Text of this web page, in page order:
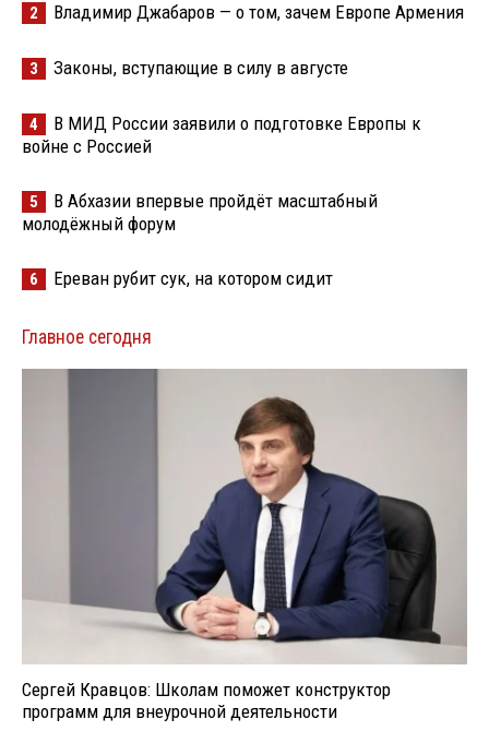
2 Владимир Джабаров — о том, зачем Европе Армения
3 Законы, вступающие в силу в августе
4
В МИД России заявили о подготовке Европы к
войне с Россией
5
В Абхазии впервые пройдёт масштабный
молодёжный форум
6 Ереван рубит сук, на котором сидит
Главное сегодня
Сергей Кравцов: Школам поможет конструктор
программ для внеурочной деятельности